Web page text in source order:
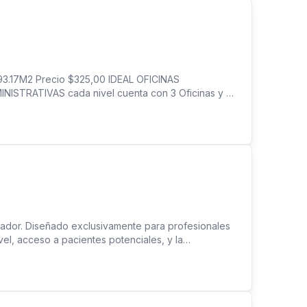
Precio $325,00 IDEAL OFICINAS
cada nivel cuenta con 3 Oficinas y un
para ampliar cubículos u oficinas En el segundo
Tercer Nivel 63.14M2 Capacidad para 6
cuadras de Alameda Manuel Enrique Araujo Se
Diseñado exclusivamente para profesionales
acceso a pacientes potenciales, y la
Benito. Área: 45m² | 15m² de parqueo asignado 2
para visitas y un parqueo asignado para mayor
acondicionado central y sistema de alarma